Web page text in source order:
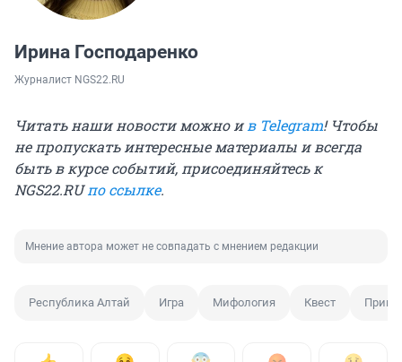
Ирина Господаренко
Журналист NGS22.RU
Читать наши новости можно и в Telegram! Чтобы
не пропускать интересные материалы и всегда
быть в курсе событий, присоединяйтесь к
NGS22.RUпо ссылке.
Мнение автора может не совпадать с мнением редакции
Республика Алтай Игра Мифология Квест